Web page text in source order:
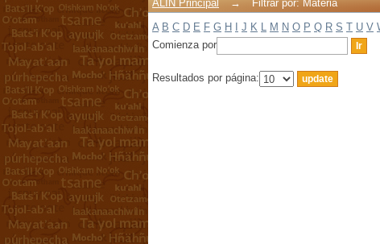
ALIN Principal →
Filtrar por: Materia
A B C D E F G H J K L M N O P Q R S T U V
Comienza por
Resultados por página: